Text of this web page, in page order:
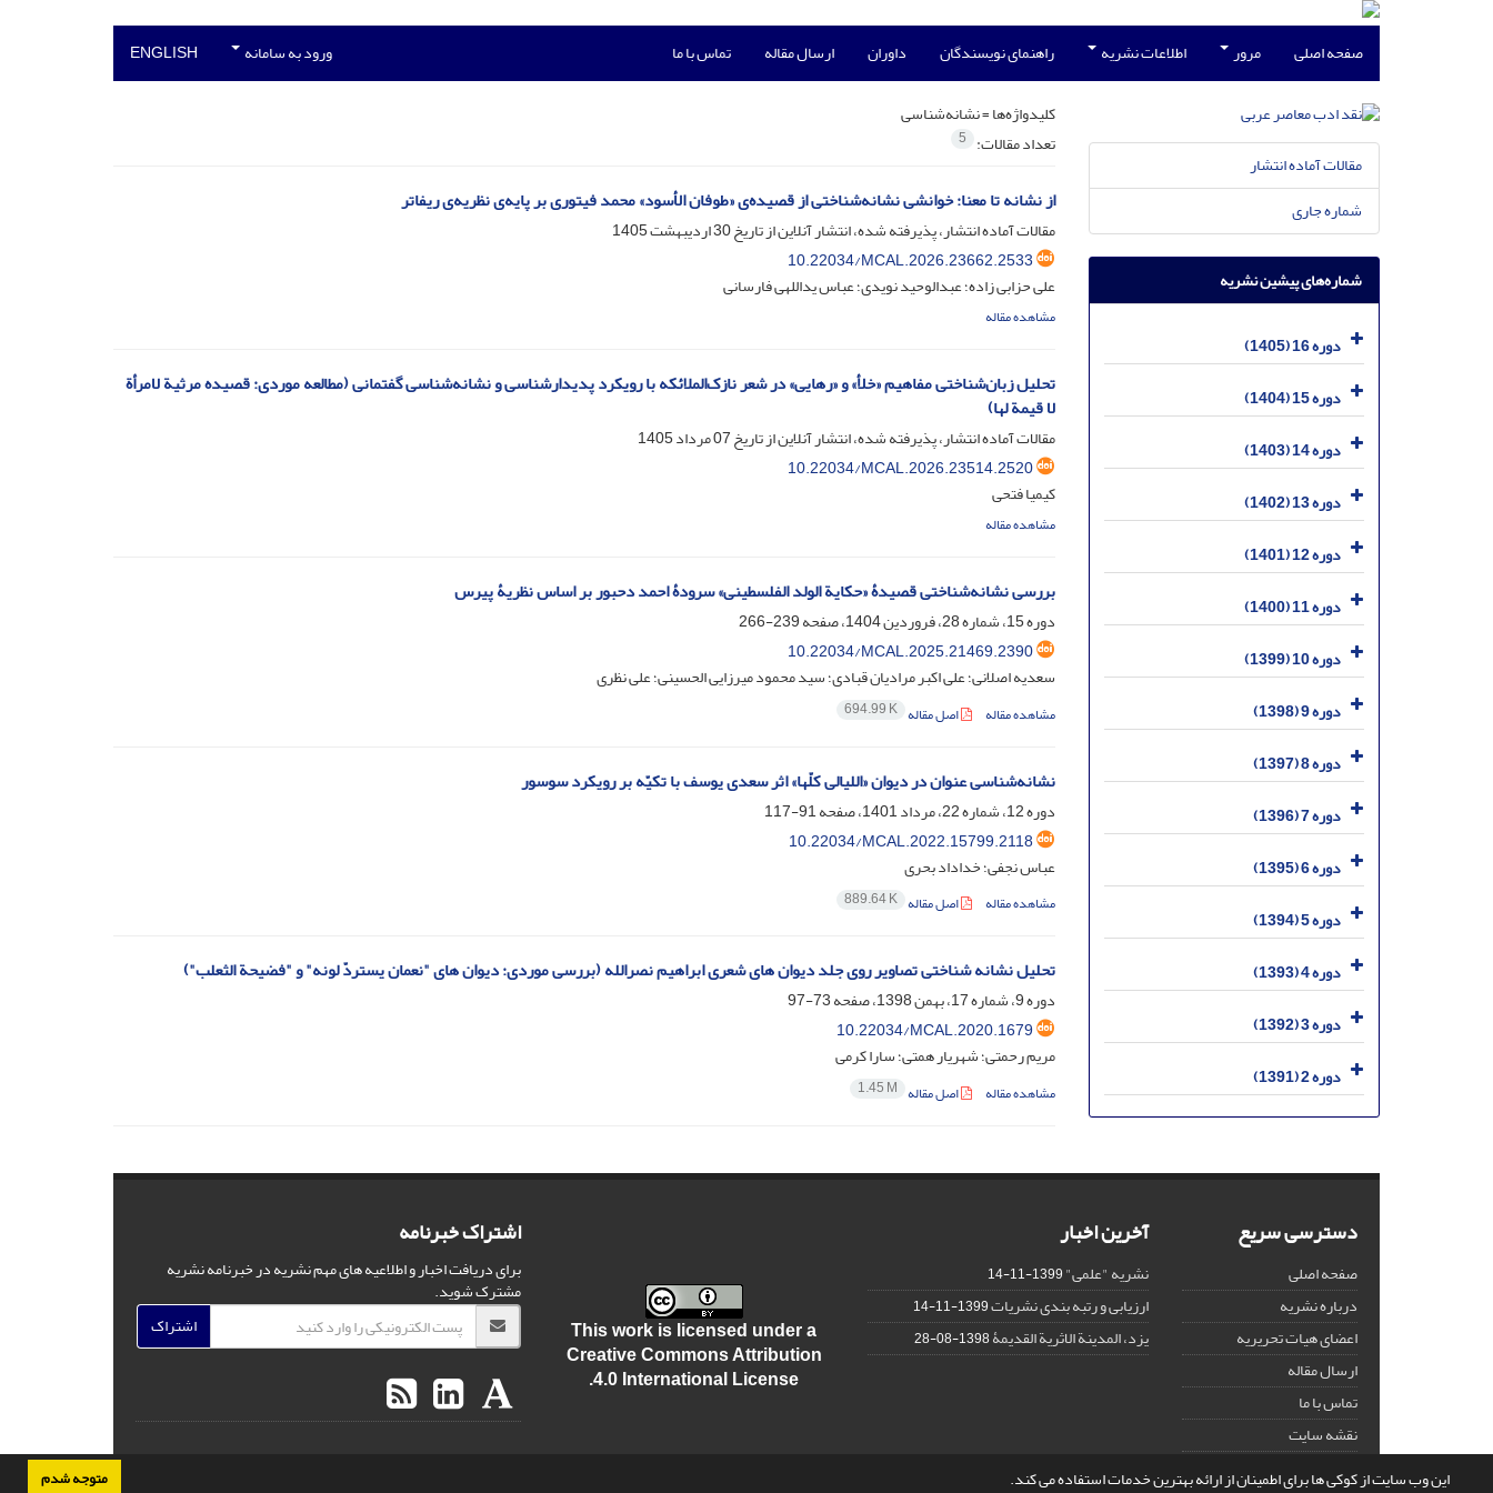
این وب سایت از کوکی ها برای اطمینان از ارائه بهترین خدمات استفاده می کند. متوجه شدم
صفحه اصلی مرور اطلاعات نشریه راهنمای نویسندگان داوران ارسال مقاله تماس با ما ورود به سامانه ENGLISH
کلیدواژه‌ها =نشانه‌شناسی
تعداد مقالات: 5
از نشانه تا معنا: خوانشی نشانه‌شناختی از قصیده‌ی «طوفان الأسود» محمد فیتوری بر پایه‌ی نظریه‌ی ریفاتر
مقالات آماده انتشار، پذیرفته شده، انتشار آنلاین از تاریخ30 اردیبهشت 1405
10.22034/MCAL.2026.23662.2533
علی حزابی زاده؛ عبدالوحید نویدی؛ عباس یداللهی فارسانی
مشاهده مقاله
تحلیل زبان‌شناختی مفاهیم «خلأ» و «رهایی» در شعر نازک‌الملائکه با رویکرد پدیدارشناسی و نشانه‌شناسی گفتمانی (مطالعه موردی: قصیده‏ مرثیة لامرأة
لا قیمة لها)
مقالات آماده انتشار، پذیرفته شده، انتشار آنلاین از تاریخ07 مرداد 1405
10.22034/MCAL.2026.23514.2520
کیمیا فتحی
مشاهده مقاله
بررسی نشانه‌شناختی قصیدۀ «حکایة الولد الفلسطینی» سرودۀ احمد دحبور بر اساس نظریۀ پیرس
دوره 15، شماره 28، فروردین 1404، صفحه
239-266
10.22034/MCAL.2025.21469.2390
سعدیه اصلانی؛ علی اکبر مرادیان قبادی؛ سید محمود میرزایی الحسینی؛ علی نظری
مشاهده مقاله اصل مقاله 694.99 K
نشانه‌شناسی عنوان در دیوان «اللیالی کلّها» اثر سعدی یوسف با تکیّه بر رویکرد سوسور
دوره 12، شماره 22، مرداد 1401، صفحه
91-117
10.22034/MCAL.2022.15799.2118
عباس نجفی؛ خداداد بحری
مشاهده مقاله اصل مقاله 889.64 K
تحلیل نشانه شناختی تصاویر روی جلد دیوان های شعری ابراهیم نصرالله (بررسی موردی: دیوان های "نعمان یستردّ لونه" و "فضیحة الثعلب")
دوره 9، شماره 17، بهمن 1398، صفحه
73-97
10.22034/MCAL.2020.1679
مریم رحمتی؛ شهریار همتی؛ سارا کرمی
مشاهده مقاله اصل مقاله 1.45 M
مقالات آماده انتشار
شماره جاری
شماره‌های پیشین نشریه
دوره 16 (1405)
دوره 15 (1404)
دوره 14 (1403)
دوره 13 (1402)
دوره 12 (1401)
دوره 11 (1400)
دوره 10 (1399)
دوره 9 (1398)
دوره 8 (1397)
دوره 7 (1396)
دوره 6 (1395)
دوره 5 (1394)
دوره 4 (1393)
دوره 3 (1392)
دوره 2 (1391)
دسترسی سریع
صفحه اصلی
درباره نشریه
اعضای هیات تحریریه
ارسال مقاله
تماس با ما
نقشه سایت
آخرین اخبار
نشریه "علمی"1399-11-14
ارزیابی و رتبه بندی نشریات1399-11-14
یزد، المدینة الاثریة القدیمۀ1398-08-28
This work is licensed under a
Creative Commons Attribution
4.0 International License
.
اشتراک خبرنامه
برای دریافت اخبار و اطلاعیه های مهم نشریه در خبرنامه نشریه
مشترک شوید.
اشتراک